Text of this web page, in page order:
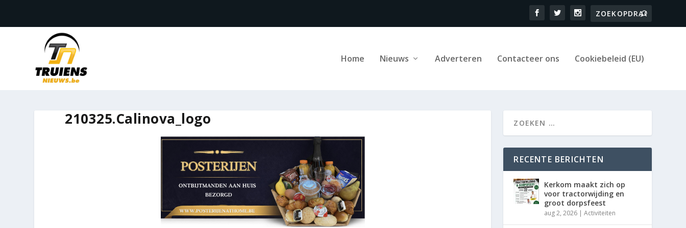
Home Nieuws Adverteren Contacteer ons Cookiebeleid (EU)
210325.Calinova_logo
RECENTE BERICHTEN
Kerkom maakt zich op
voor tractorwijding en
groot dorpsfeest
aug 2, 2026 |Activiteiten